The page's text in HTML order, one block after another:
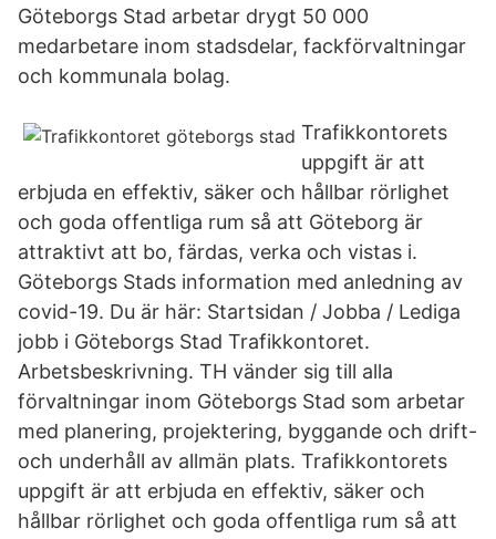
Göteborgs Stad arbetar drygt 50 000
medarbetare inom stadsdelar, fackförvaltningar
och kommunala bolag.
Trafikkontorets
uppgift är att
erbjuda en effektiv, säker och hållbar rörlighet
och goda offentliga rum så att Göteborg är
attraktivt att bo, färdas, verka och vistas i.
Göteborgs Stads information med anledning av
covid-19. Du är här: Startsidan / Jobba / Lediga
jobb i Göteborgs Stad Trafikkontoret.
Arbetsbeskrivning. TH vänder sig till alla
förvaltningar inom Göteborgs Stad som arbetar
med planering, projektering, byggande och drift-
och underhåll av allmän plats. Trafikkontorets
uppgift är att erbjuda en effektiv, säker och
hållbar rörlighet och goda offentliga rum så att